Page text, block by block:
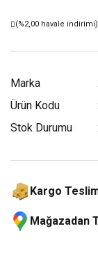
(%2,00 havale indirimi)
Marka
Ürün Kodu
Stok Durumu
Kargo
Mağazadan